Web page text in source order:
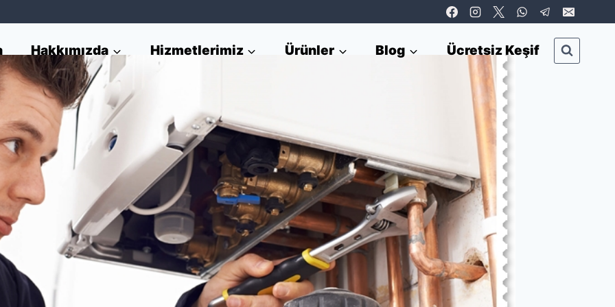
Hakkımızda Hizmetlerimiz Ürünler Blog Ücretsiz Keşif